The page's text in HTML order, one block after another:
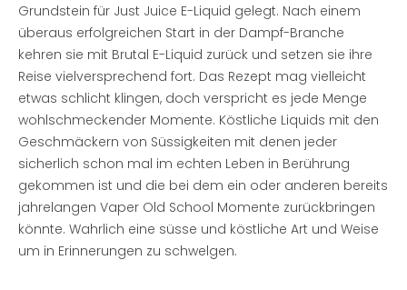
Grundstein für Just Juice E-Liquid gelegt. Nach einem
überaus erfolgreichen Start in der Dampf-Branche
kehren sie mit Brutal E-Liquid zurück und setzen sie ihre
Reise vielversprechend fort. Das Rezept mag vielleicht
etwas schlicht klingen, doch verspricht es jede Menge
wohlschmeckender Momente. Köstliche Liquids mit den
Geschmäckern von Süssigkeiten mit denen jeder
sicherlich schon mal im echten Leben in Berührung
gekommen ist und die bei dem ein oder anderen bereits
jahrelangen Vaper Old School Momente zurückbringen
könnte. Wahrlich eine süsse und köstliche Art und Weise
um in Erinnerungen zu schwelgen.